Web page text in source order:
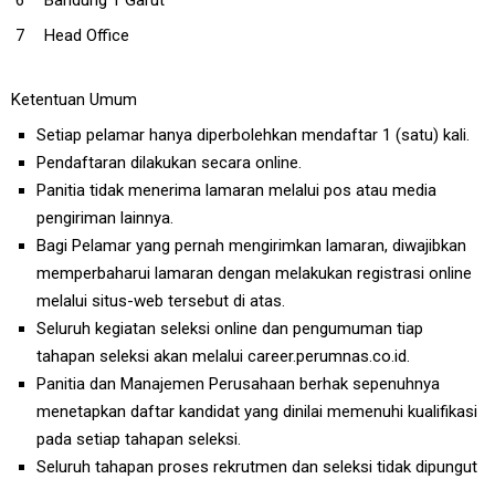
Head Office
Ketentuan Umum
Setiap pelamar hanya diperbolehkan mendaftar 1 (satu) kali.
Pendaftaran dilakukan secara online.
Panitia tidak menerima lamaran melalui pos atau media
pengiriman lainnya.
Bagi Pelamar yang pernah mengirimkan lamaran, diwajibkan
memperbaharui lamaran dengan melakukan registrasi online
melalui situs-web tersebut di atas.
Seluruh kegiatan seleksi online dan pengumuman tiap
tahapan seleksi akan melalui career.perumnas.co.id.
Panitia dan Manajemen Perusahaan berhak sepenuhnya
menetapkan daftar kandidat yang dinilai memenuhi kualifikasi
pada setiap tahapan seleksi.
Seluruh tahapan proses rekrutmen dan seleksi tidak dipungut